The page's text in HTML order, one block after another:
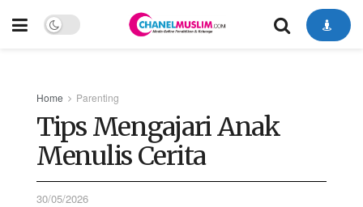
Home Parenting
Tips Mengajari Anak
Menulis Cerita
30/05/2026